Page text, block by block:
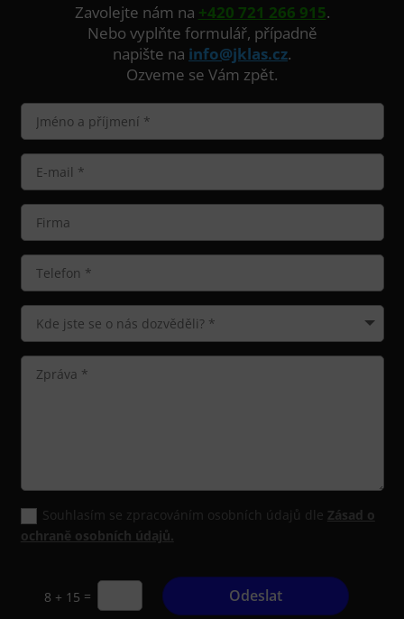
Zavolejte nám na +420 721 266 915.
Nebo vyplňte formulář, případně
napište na info@jklas.cz.
Ozveme se Vám zpět.
Souhlasím se zpracováním osobních údajů dle Zásad o
ochraně osobních údajů.
8 + 15 = Odeslat